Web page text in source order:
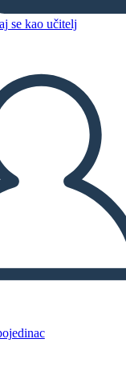
se kao učitelj